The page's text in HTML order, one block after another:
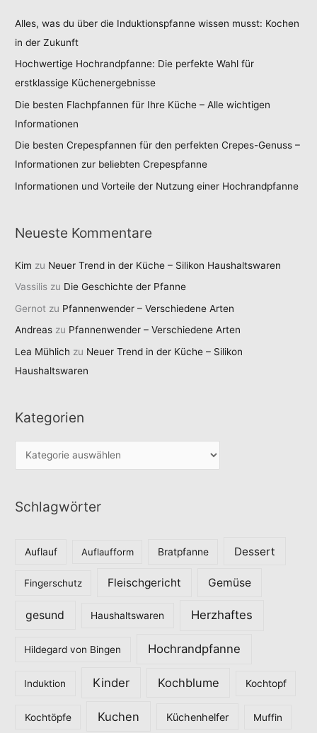
Alles, was du über die Induktionspfanne wissen musst: Kochen
in der Zukunft
Hochwertige Hochrandpfanne: Die perfekte Wahl für
erstklassige Küchenergebnisse
Die besten Flachpfannen für Ihre Küche – Alle wichtigen
Informationen
Die besten Crepespfannen für den perfekten Crepes-Genuss –
Informationen zur beliebten Crepespfanne
Informationen und Vorteile der Nutzung einer Hochrandpfanne
Neueste Kommentare
Kim zu Neuer Trend in der Küche – Silikon Haushaltswaren
Vassilis zu Die Geschichte der Pfanne
Gernot zu Pfannenwender – Verschiedene Arten
Andreas zu Pfannenwender – Verschiedene Arten
Lea Mühlich zu Neuer Trend in der Küche – Silikon
Haushaltswaren
Kategorien
a
e
Schlagwörter
Auflauf Auflaufform Bratpfanne Dessert
Fingerschutz Fleischgericht Gemüse
gesund Haushaltswaren Herzhaftes
Hildegard von Bingen Hochrandpfanne
Induktion Kinder Kochblume Kochtopf
Kochtöpfe Kuchen Küchenhelfer Muffin